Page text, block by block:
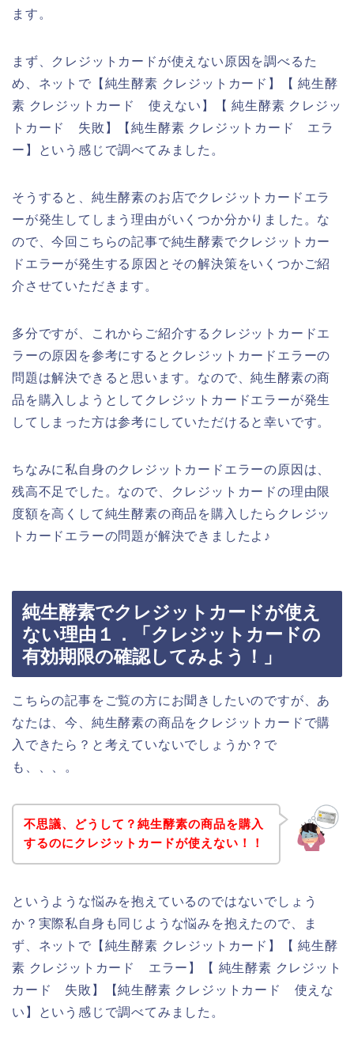
ます。
まず、クレジットカードが使えない原因を調べるた
め、ネットで【純生酵素 クレジットカード】【 純生酵
素 クレジットカード 使えない】【 純生酵素 クレジッ
トカード 失敗】【純生酵素 クレジットカード エラ
ー】という感じで調べてみました。
そうすると、純生酵素のお店でクレジットカードエラ
ーが発生してしまう理由がいくつか分かりました。な
ので、今回こちらの記事で純生酵素でクレジットカー
ドエラーが発生する原因とその解決策をいくつかご紹
介させていただきます。
多分ですが、これからご紹介するクレジットカードエ
ラーの原因を参考にするとクレジットカードエラーの
問題は解決できると思います。なので、純生酵素の商
品を購入しようとしてクレジットカードエラーが発生
してしまった方は参考にしていただけると幸いです。
ちなみに私自身のクレジットカードエラーの原因は、
残高不足でした。なので、クレジットカードの理由限
度額を高くして純生酵素の商品を購入したらクレジッ
トカードエラーの問題が解決できましたよ♪
純生酵素でクレジットカードが使え
ない理由１．「クレジットカードの
有効期限の確認してみよう！」
こちらの記事をご覧の方にお聞きしたいのですが、あ
なたは、今、純生酵素の商品をクレジットカードで購
入できたら？と考えていないでしょうか？で
も、、、。
不思議、どうして？純生酵素の商品を購入
するのにクレジットカードが使えない！！
というような悩みを抱えているのではないでしょう
か？実際私自身も同じような悩みを抱えたので、ま
ず、ネットで【純生酵素 クレジットカード】【 純生酵
素 クレジットカード エラー】【 純生酵素 クレジット
カード 失敗】【純生酵素 クレジットカード 使えな
い】という感じで調べてみました。